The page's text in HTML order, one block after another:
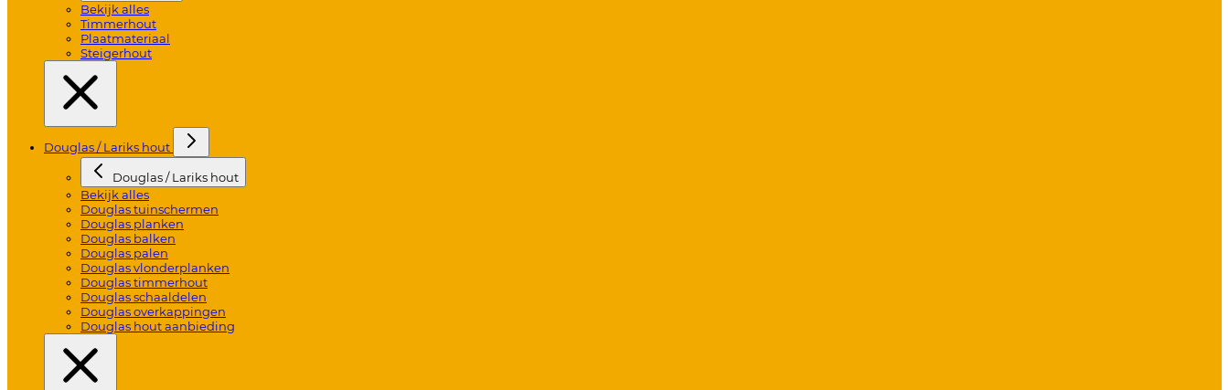
Bekijk alles
Timmerhout
Plaatmateriaal
Steigerhout
Douglas / Lariks hout
Douglas / Lariks hout
Bekijk alles
Douglas tuinschermen
Douglas planken
Douglas balken
Douglas palen
Douglas vlonderplanken
Douglas timmerhout
Douglas schaaldelen
Douglas overkappingen
Douglas hout aanbieding